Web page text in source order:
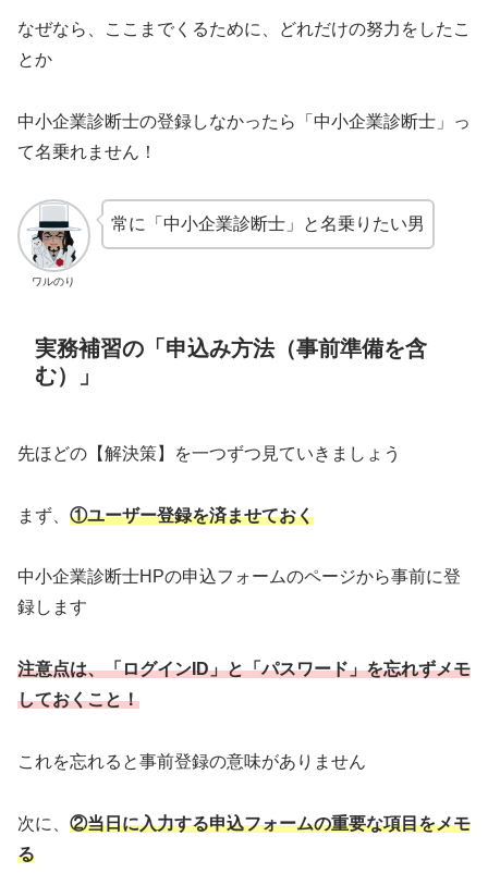
なぜなら、ここまでくるために、どれだけの努力をしたこ
とか
中小企業診断士の登録しなかったら「中小企業診断士」っ
て名乗れません！
ワルのり
常に「中小企業診断士」と名乗りたい男
実務補習の「申込み方法（事前準備を含
む）」
先ほどの【解決策】を一つずつ見ていきましょう
まず、 ①ユーザー登録を済ませておく
中小企業診断士HPの申込フォームのページから事前に登
録します
注意点は、「ログインID」と「パスワード」を忘れずメモ
しておくこと！
これを忘れると事前登録の意味がありません
次に、 ②当日に入力する申込フォームの重要な項目をメモ
る